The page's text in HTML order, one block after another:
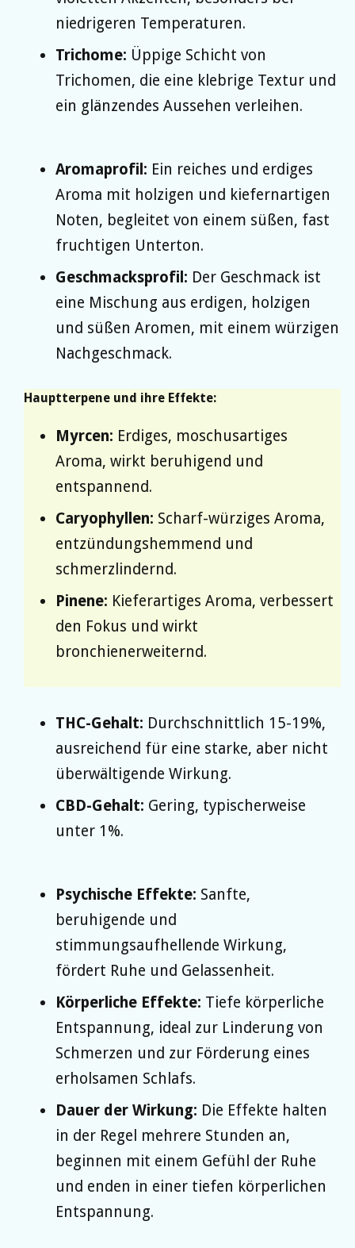
niedrigeren Temperaturen.
Trichome: Üppige Schicht von
Trichomen, die eine klebrige Textur und
ein glänzendes Aussehen verleihen.
Aromaprofil: Ein reiches und erdiges
Aroma mit holzigen und kiefernartigen
Noten, begleitet von einem süßen, fast
fruchtigen Unterton.
Geschmacksprofil: Der Geschmack ist
eine Mischung aus erdigen, holzigen
und süßen Aromen, mit einem würzigen
Nachgeschmack.
Hauptterpene und ihre Effekte:
Myrcen: Erdiges, moschusartiges
Aroma, wirkt beruhigend und
entspannend.
Caryophyllen: Scharf-würziges Aroma,
entzündungshemmend und
schmerzlindernd.
Pinene: Kieferartiges Aroma, verbessert
den Fokus und wirkt
bronchienerweiternd.
THC-Gehalt: Durchschnittlich 15-19%,
ausreichend für eine starke, aber nicht
überwältigende Wirkung.
CBD-Gehalt: Gering, typischerweise
unter 1%.
Psychische Effekte: Sanfte,
beruhigende und
stimmungsaufhellende Wirkung,
fördert Ruhe und Gelassenheit.
Körperliche Effekte: Tiefe körperliche
Entspannung, ideal zur Linderung von
Schmerzen und zur Förderung eines
erholsamen Schlafs.
Dauer der Wirkung: Die Effekte halten
in der Regel mehrere Stunden an,
beginnen mit einem Gefühl der Ruhe
und enden in einer tiefen körperlichen
Entspannung.